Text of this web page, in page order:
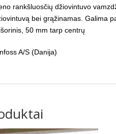
rankšluosčių džiovintuvo
bei grąžinamas.Galima
50 mm tarp centrų
A/S (Danija)